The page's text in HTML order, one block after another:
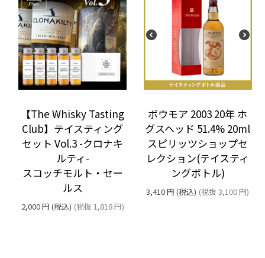
【The Whisky Tasting
Club】テイスティング
セット Vol.3 -クロナキ
ルティ-
スコッチモルト・セー
ルス
2,000円 (税込) (税抜 1,818円)
ボウモア 2003 20年 ホ
グスヘッド 51.4% 20ml
スピリッツショップセ
レクション(テイスティ
ングボトル)
3,410円 (税込) (税抜3,100円)